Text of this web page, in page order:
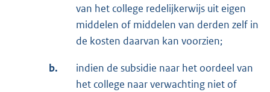
van het college redelijkerwijs uit eigen
middelen of middelen van derden zelf in
de kosten daarvan kan voorzien;
b.
indien de subsidie naar het oordeel van
het college naar verwachting niet of